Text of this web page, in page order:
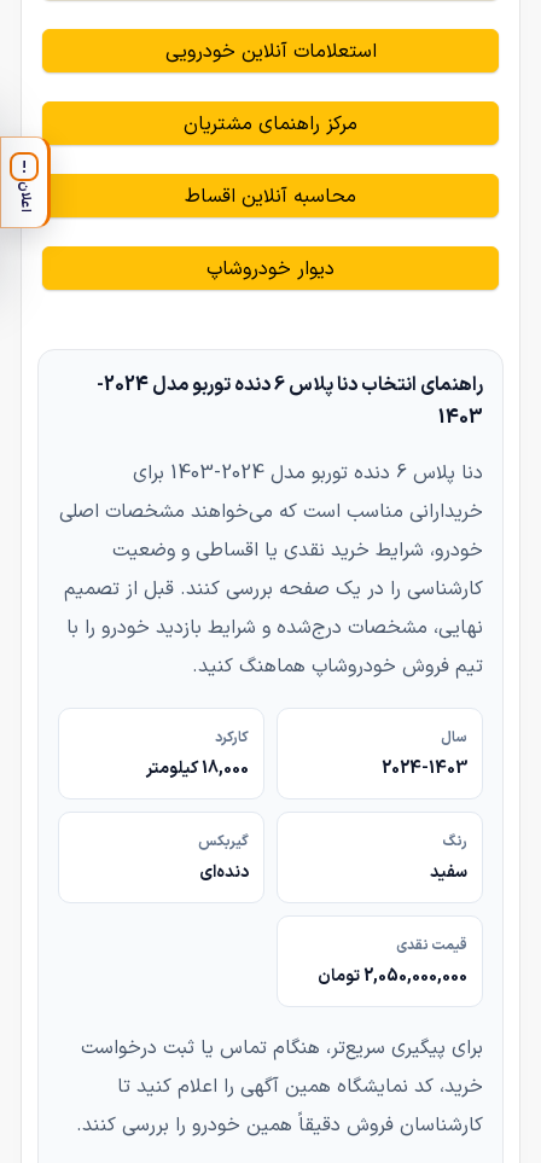
استعلامات آنلاین خودرویی
مرکز راهنمای مشتریان
محاسبه آنلاین اقساط
دیوار خودروشاپ
راهنمای انتخاب دنا پلاس 6 دنده توربو مدل 2024-
1403
دنا پلاس 6 دنده توربو مدل 2024-1403 برای
خریدارانی مناسب است که می‌خواهند مشخصات اصلی
خودرو، شرایط خرید نقدی یا اقساطی و وضعیت
کارشناسی را در یک صفحه بررسی کنند. قبل از تصمیم
نهایی، مشخصات درج‌شده و شرایط بازدید خودرو را با
تیم فروش خودروشاپ هماهنگ کنید.
سال
2024-1403
کارکرد
18,000 کیلومتر
رنگ
سفید
گیربکس
دنده‌ای
قیمت نقدی
2,050,000,000 تومان
برای پیگیری سریع‌تر، هنگام تماس یا ثبت درخواست
خرید، کد نمایشگاه همین آگهی را اعلام کنید تا
کارشناسان فروش دقیقاً همین خودرو را بررسی کنند.
!
اعلان